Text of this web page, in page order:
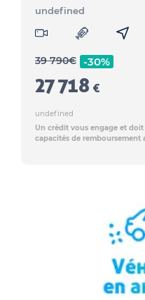
undefined
39 790€ -30%
27 718 €
undefined
Un crédit vous engage et
capacités de remboursement